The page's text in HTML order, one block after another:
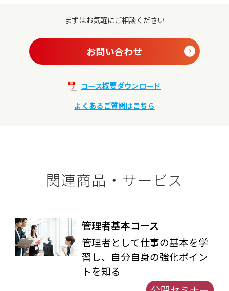
まずはお気軽にご相談ください
お問い合わせ
コース概要ダウンロード
よくあるご質問はこちら
関連商品・サービス
管理者基本コース
管理者として仕事の基本を学
習し、自分自身の強化ポイン
トを知る